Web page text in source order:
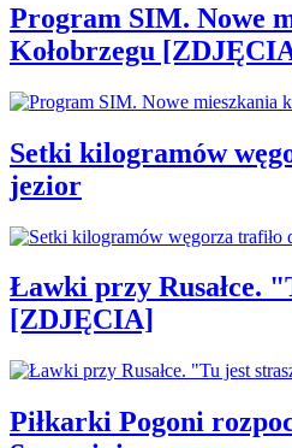
Program SIM. Nowe
Kołobrzegu
Setki kilogramów
jezior
Ławki przy Rusałce.
[ZDJĘCIA]
Piłkarki Pogoni